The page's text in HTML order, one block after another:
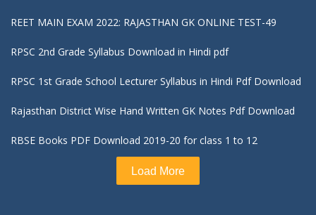
REET MAIN EXAM 2022: RAJASTHAN GK ONLINE TEST-49
RPSC 2nd Grade Syllabus Download in Hindi pdf
RPSC 1st Grade School Lecturer Syllabus in Hindi Pdf Download
Rajasthan District Wise Hand Written GK Notes Pdf Download
RBSE Books PDF Download 2019-20 for class 1 to 12
Load More